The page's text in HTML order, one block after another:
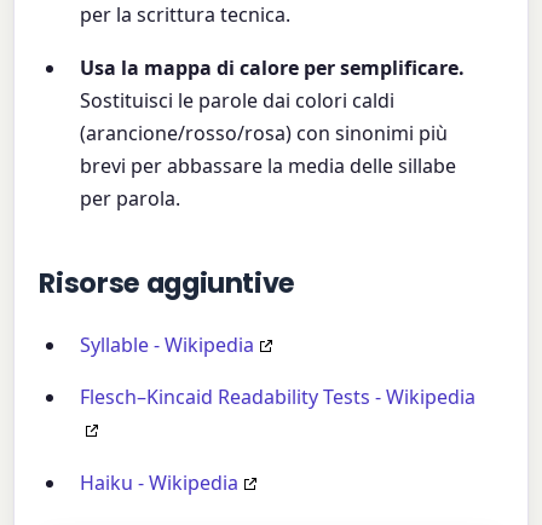
per la scrittura tecnica.
Usa la mappa di calore per semplificare.
Sostituisci le parole dai colori caldi
(arancione/rosso/rosa) con sinonimi più
brevi per abbassare la media delle sillabe
per parola.
Risorse aggiuntive
Syllable - Wikipedia
Flesch–Kincaid Readability Tests - Wikipedia
Haiku - Wikipedia